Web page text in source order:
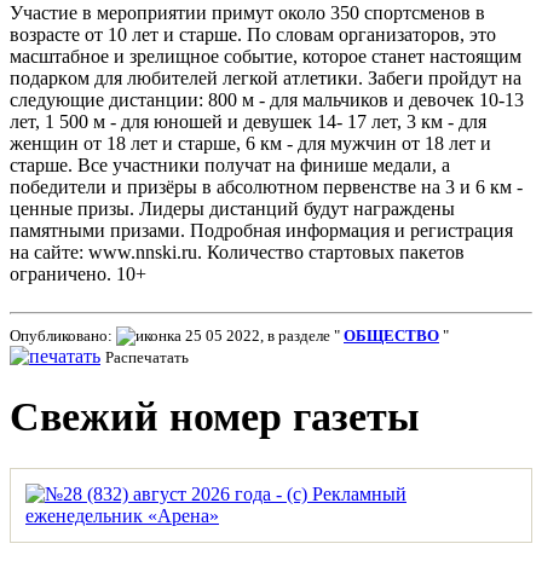
Участие в мероприятии примут около 350 спортсменов в
возрасте от 10 лет и старше. По словам организаторов, это
масштабное и зрелищное событие, которое станет нacтoящим
пoдapкoм для любителей легкой атлетики. Забеги пройдут на
следующие дистанции: 800 м - для мальчиков и девочек 10-13
лет, 1 500 м - для юношей и девушек 14- 17 лет, 3 км - для
женщин от 18 лет и старше, 6 км - для мужчин от 18 лет и
старше. Все участники получат на финише медали, а
победители и призёры в абсолютном первенстве на 3 и 6 км -
ценные призы. Лидеры дистанций будут награждены
памятными призами. Подробная информация и регистрация
на сайте: www.nnski.ru. Количество стартовых пакетов
ограничено. 10+
Опубликовано: 25 05 2022, в разделе " ОБЩЕСТВО "
Распечатать
Свежий номер газеты